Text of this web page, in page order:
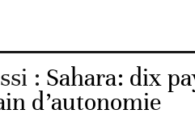
: Sahara: dix
d’autonomie